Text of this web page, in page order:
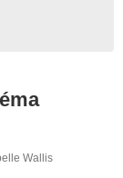
Wallis